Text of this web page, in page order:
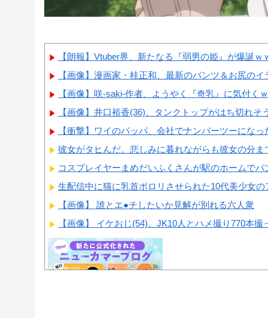
【朗報】Vtuber界、新たなる『弱男の姫』が爆誕
【画像】漫画家・桂正和、最新のパンツ＆お尻の
【画像】咲-saki-作者、ようやく『奇乳』に気付く
【画像】井口裕香(36)、タンクトップがはち切れ
【衝撃】ワイのパッパ、会社でナンバーツーにな
彼女がタヒんだ。悲しみに暮れながらも彼女の分
コスプレイヤーまめだいふくさんが駅のホームでパ
生配信中に猫に乳首ポロリさせられた10代美少女
【画像】 誰とエ●チしたいか見解が別れる六人衆
【画像】 イケおじ(54)、JK10人とハメ撮り770本